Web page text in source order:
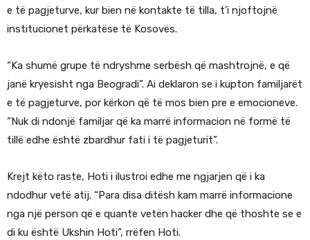
e të pagjeturve, kur bien në kontakte të tilla, t’i njoftojnë
institucionet përkatëse të Kosovës.
“Ka shumë grupe të ndryshme serbësh që mashtrojnë, e që
janë kryesisht nga Beogradi”. Ai deklaron se i kupton familjarët
e të pagjeturve, por kërkon që të mos bien pre e emocioneve.
“Nuk di ndonjë familjar që ka marrë informacion në formë të
tillë edhe është zbardhur fati i të pagjeturit”.
Krejt këto raste, Hoti i ilustroi edhe me ngjarjen që i ka
ndodhur vetë atij. “Para disa ditësh kam marrë informacione
nga një person që e quante vetën hacker dhe që thoshte se e
di ku është Ukshin Hoti”, rrëfen Hoti.